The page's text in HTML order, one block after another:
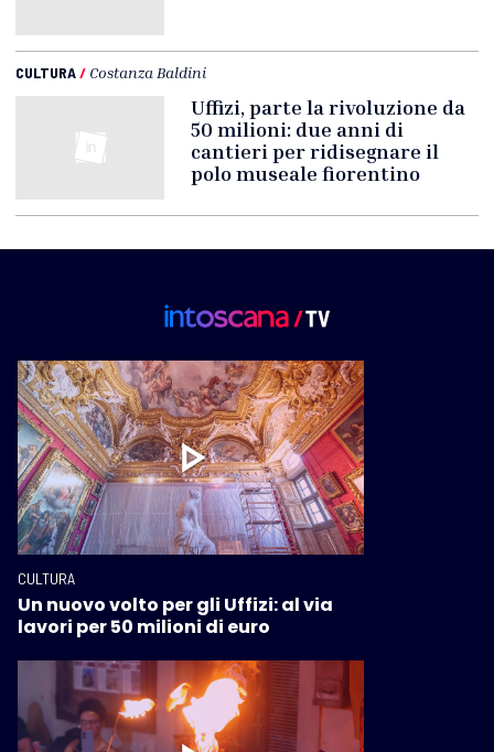
CULTURA/ Costanza Baldini
Uffizi, parte la rivoluzione da
50 milioni: due anni di
cantieri per ridisegnare il
polo museale fiorentino
CULTURA
Un nuovo volto per gli Uffizi: al via
lavori per 50 milioni di euro